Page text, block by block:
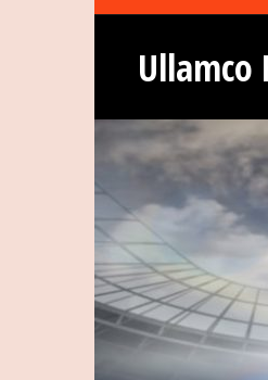
Ullamco